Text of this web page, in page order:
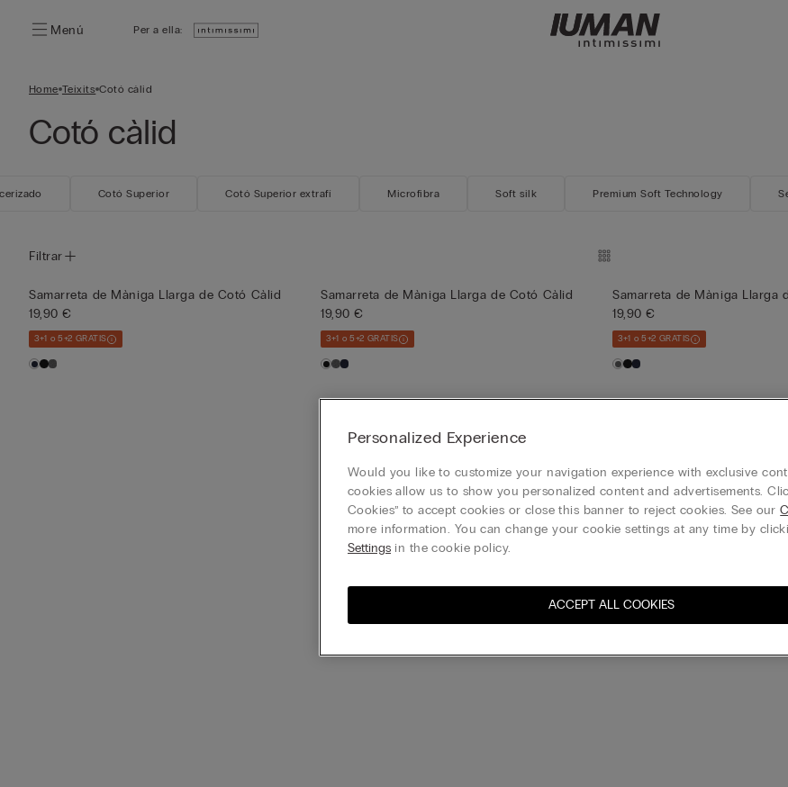
Menú Per a ella:
Home Teixits Cotó càlid
Cotó càlid
Cotó Superior Cotó Superior extrafí Microfibra Soft silk Premium Soft Technology
Filtrar
Samarreta de Màniga Llarga de Cotó Càlid
19,90 €
3+1 o 5+2 GRATIS
Samarreta de Màniga Llarga de Cotó Càlid
19,90 €
3+1 o 5+2 GRATIS
Samarreta de Màniga Llarga
19,90 €
3+1 o 5+2 GRATIS
Personalized Experience
Would you like to customize your navigation experience with exclusive
cookies allow us to show you personalized content and advertisements.
Cookies” to accept cookies or close this banner to reject cookies. See our
more information. You can change your cookie settings at any time by
Settings in the cookie policy.
ACCEPT ALL COOKIES